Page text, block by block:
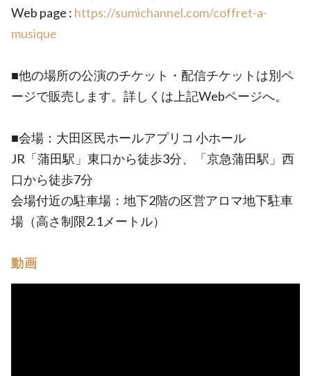
Web page : https://sumichannel.com/coffret-a-
musique
■他の場所の公演のチケット・配信チケットは別ペ
ージで販売します。詳しくは上記Webページへ。
■会場：大田区民ホールアプリコ 小ホール
JR「蒲田駅」東口から徒歩3分、「京急蒲田駅」西
口から徒歩7分
会場付近の駐車場：地下2階の区営アロマ地下駐車
場（高さ制限2.1メートル）
動画